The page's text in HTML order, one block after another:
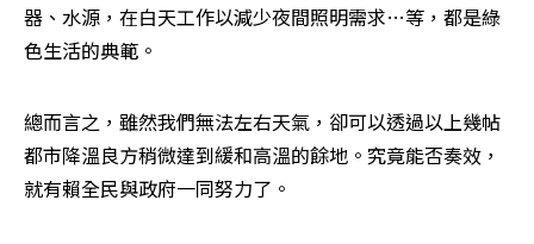
器、水源，在白天工作以減少夜間照明需求…等，都是綠
色生活的典範。
總而言之，雖然我們無法左右天氣，卻可以透過以上幾帖
都市降溫良方稍微達到緩和高溫的餘地。究竟能否奏效，
就有賴全民與政府一同努力了。